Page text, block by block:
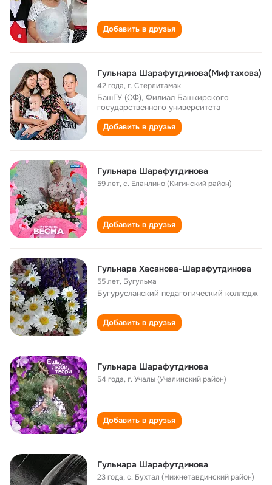
Добавить в друзья
Гульнара Шарафутдинова(Мифтахова)
42 года,г. Стерлитамак
БашГУ (СФ), Филиал Башкирского
государственного университета
Добавить в друзья
Гульнара Шарафутдинова
59 лет,с. Еланлино (Кигинский район)
Добавить в друзья
Гульнара Хасанова-Шарафутдинова
55 лет, Бугульма
Бугурусланский педагогический колледж
Добавить в друзья
Гульнара Шарафутдинова
54 года,г. Учалы (Учалинский район)
Добавить в друзья
Гульнара Шарафутдинова
23 года,с. Бухтал (Нижнетавдинский район)